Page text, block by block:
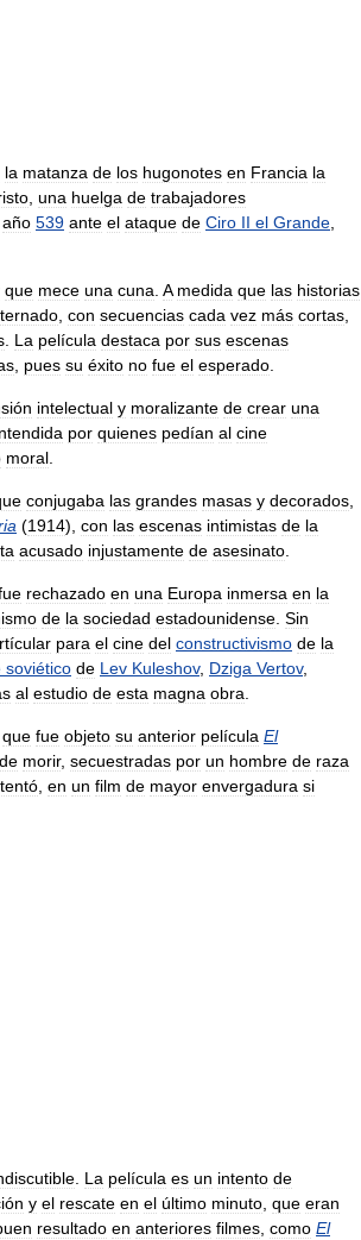
la matanza de los hugonotes en Francia la
una huelga de trabajadores
año 539 ante el ataque de Ciro II el Grande
que mece una cuna A medida que las historias
con secuencias cada vez más cortas
La película destaca por sus escenas
pues su éxito no fue el esperado
intelectual y moralizante de crear una
por quienes pedían al cine
moral
conjugaba las grandes masas y decorados
(1914), con las escenas intimistas de la
acusado injustamente de asesinato
rechazado en una Europa inmersa en la
de la sociedad estadounidense Sin
para el cine del constructivismo de la
soviético de Lev Kuleshov, Dziga Vertov,
al estudio de esta magna obra
que fue objeto su anterior película El
de morir, secuestradas por un hombre de raza
en un film de mayor envergadura si
La película es un intento de
y el rescate en el último minuto que eran
resultado en anteriores filmes como El